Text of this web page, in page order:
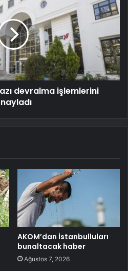
devralma işlemlerini
AKOM’dan İstanbulluları
bunaltacak haber
Ağustos 7, 2026